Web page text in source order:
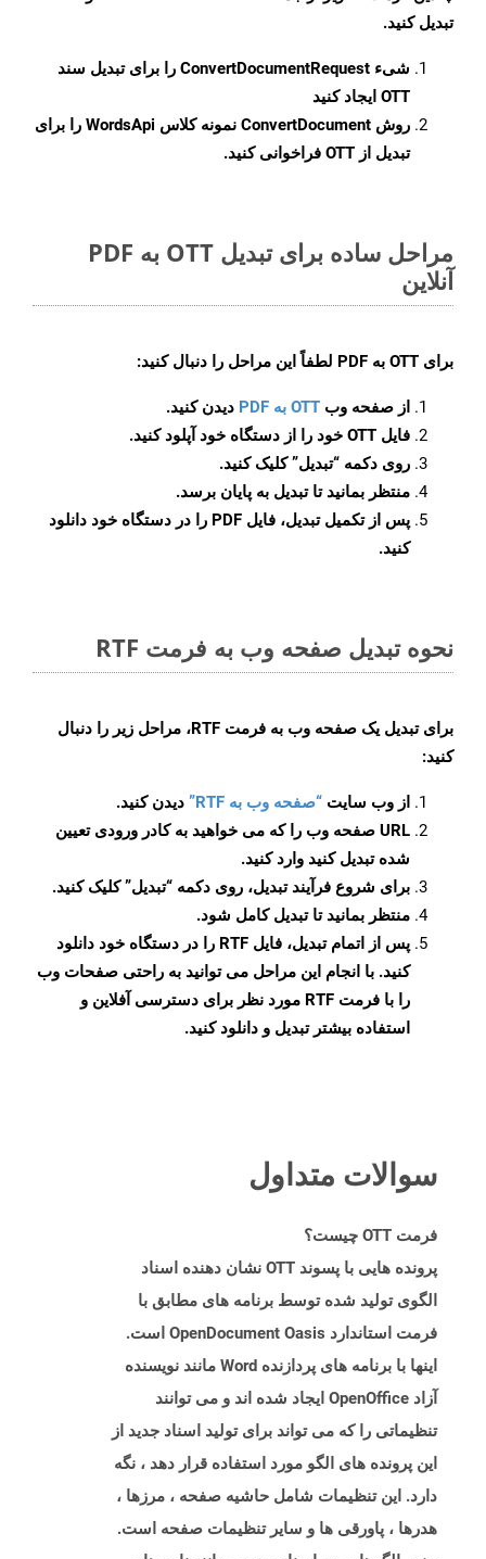
تبدیل کنید.
شیء ConvertDocumentRequest را برای تبدیل سند
OTT ایجاد کنید
روش ConvertDocument
نمونه کلاس WordsApi را برای
تبدیل از OTT فراخوانی کنید.
مراحل ساده برای تبدیل OTT به PDF
آنلاین
برای OTT به PDF لطفاً این مراحل را دنبال کنید:
از صفحه وب OTT به PDF
دیدن کنید.
فایل OTT خود را از دستگاه خود آپلود کنید.
روی دکمه “تبدیل”کلیک کنید.
منتظر بمانید تا تبدیل به پایان برسد.
پس از تکمیل تبدیل، فایل PDF را در دستگاه خود دانلود
کنید.
نحوه تبدیل صفحه وب به فرمت RTF
برای تبدیل یک صفحه وب به فرمت RTF، مراحل زیر را دنبال
کنید:
از وب سایت “صفحه وب به RTF”
دیدن کنید.
URL صفحه وب را که می خواهید به کادر ورودی تعیین
شده تبدیل کنید وارد کنید.
برای شروع فرآیند تبدیل، روی دکمه “تبدیل” کلیک کنید.
منتظر بمانید تا تبدیل کامل شود.
پس از اتمام تبدیل، فایل RTF را در دستگاه خود دانلود
کنید. با انجام این مراحل می توانید به راحتی صفحات وب
را با فرمت RTF مورد نظر برای دسترسی آفلاین و
استفاده بیشتر تبدیل و دانلود کنید.
سوالات متداول
فرمت OTT چیست؟
پرونده هایی با پسوند OTT نشان دهنده اسناد
الگوی تولید شده توسط برنامه های مطابق با
فرمت استاندارد OpenDocument Oasis است.
اینها با برنامه های پردازنده Word مانند نویسنده
آزاد OpenOffice ایجاد شده اند و می توانند
تنظیماتی را که می تواند برای تولید اسناد جدید از
این پرونده های الگو مورد استفاده قرار دهد ، نگه
دارد. این تنظیمات شامل حاشیه صفحه ، مرزها ،
هدرها ، پاورقی ها و سایر تنظیمات صفحه است.